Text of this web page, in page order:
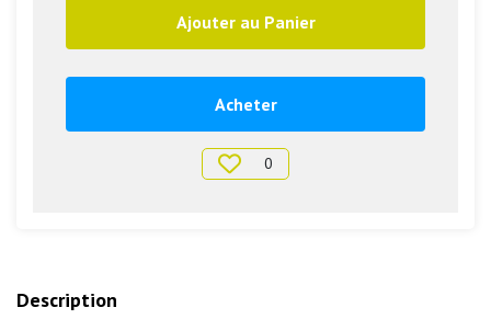
Ajouter au Panier
Acheter
0
Description